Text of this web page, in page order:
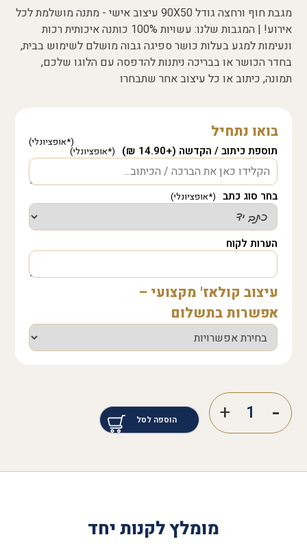
מגבת חוף ורחצה גודל 90X50 עיצוב אישי - מתנה מושלמת לכל
אירוע! | המגבות שלנו: עשויות 100% כותנה איכותית רכות
ונעימות למגע בעלות כושר ספיגה גבוה מושלם לשימוש בבית,
בחדר הכושר או בבריכה ניתנות להדפסה עם הלוגו שלכם,
תמונה, כיתוב או כל עיצוב אחר שתבחרו
בואו נתחיל
תוספת כיתוב / הקדשה (+14.90 ₪)
בחר סוג כתב
הערות לקוח
עיצוב קולאז' מקצועי –
אפשרות בתשלום
הוספה לסל
מומלץ לקנות יחד